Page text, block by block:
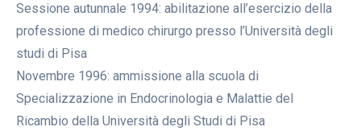
Sessione autunnale 1994: abilitazione all’esercizio della
professione di medico chirurgo presso l’Università degli
studi di Pisa
Novembre 1996: ammissione alla scuola di
Specializzazione in Endocrinologia e Malattie del
Ricambio della Università degli Studi di Pisa